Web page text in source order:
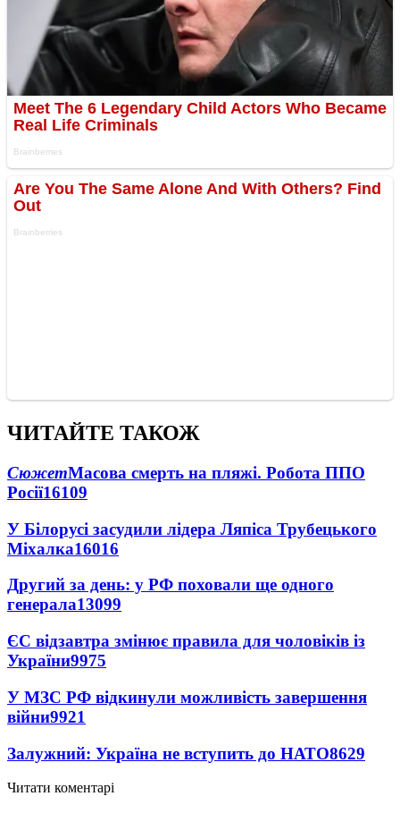
ЧИТАЙТЕ ТАКОЖ
СюжетМасова смерть на пляжі. Робота ППО
Росії16109
У Білорусі засудили лідера Ляпіса Трубецького
Міхалка16016
Другий за день: у РФ поховали ще одного
генерала13099
ЄС відзавтра змінює правила для чоловіків із
України9975
У МЗС РФ відкинули можливість завершення
війни9921
Залужний: Україна не вступить до НАТО8629
Читати коментарі